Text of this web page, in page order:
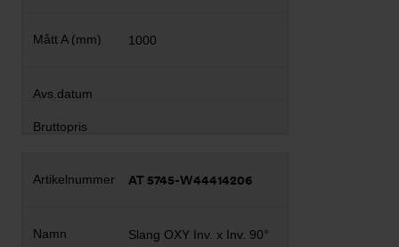
1000
AT 5745-W44414206
Slang OXY Inv. x Inv. 90°